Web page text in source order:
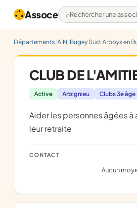
Assoce Rechercher une
Départements AIN Bugey Sud Arboys en
CLUB DE
Active Arbignieu Clubs 3e âge
aider les personnes âgées à ameliorer leurs conditions d'existence pour qu'elles vivent plus agréablement lâÂge de
leur retraite
CONTACT
Aucun